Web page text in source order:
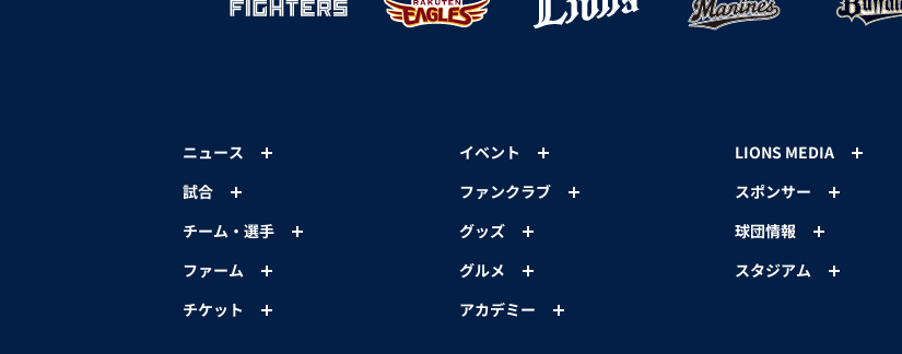
ニュース
試合
チーム・選手
ファーム
チケット
イベント
ファンクラブ
グッズ
グルメ
アカデミー
LIONS MEDIA
スポンサー
球団情報
スタジアム